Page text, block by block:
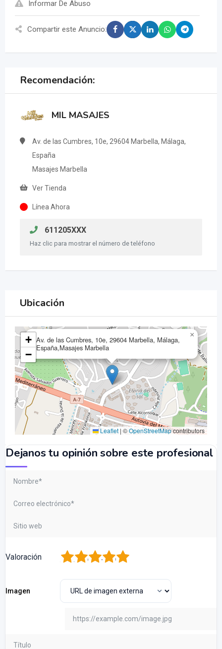
Informar De Abuso
Compartir este Anuncio:
Recomendación:
MIL MASAJES
Av. de las Cumbres, 10e, 29604 Marbella, Málaga,
España
Masajes Marbella
Ver Tienda
Línea Ahora
611205XXX
Haz clic para mostrar el número de teléfono
Ubicación
Av. de las Cumbres, 10e, 29604 Marbella, Málaga,
España,Masajes Marbella
×
+
−
Leaflet | ©OpenStreetMapcontributors
Dejanos tu opinión sobre este profesional
Valoración 5
4
3
2
Imagen